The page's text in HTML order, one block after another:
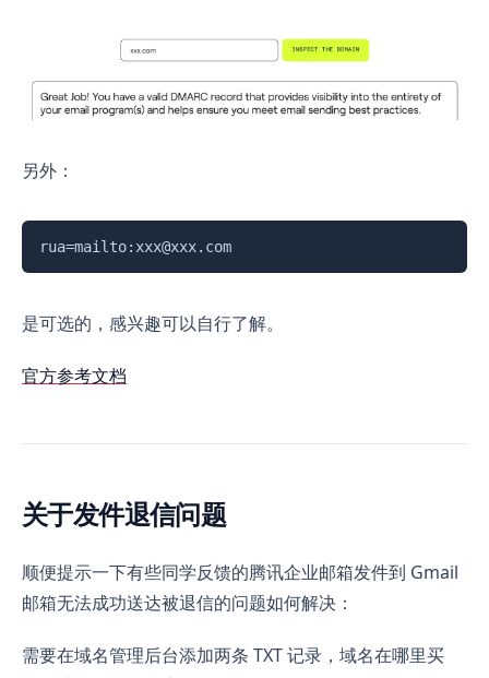
另外：
rua=mailto:xxx@xxx.com
是可选的，感兴趣可以自行了解。
官方参考文档
关于发件退信问题
顺便提示一下有些同学反馈的腾讯企业邮箱发件到 Gmail
邮箱无法成功送达被退信的问题如何解决：
需要在域名管理后台添加两条 TXT 记录，域名在哪里买